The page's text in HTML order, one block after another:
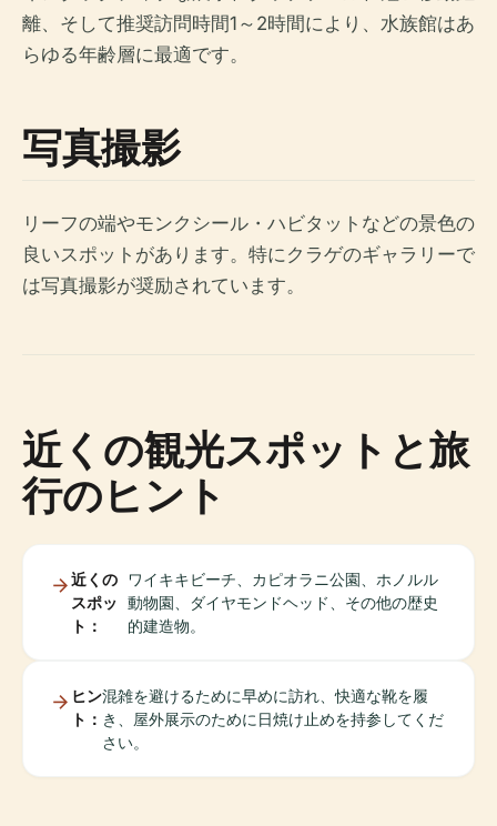
離、そして推奨訪問時間1～2時間により、水族館はあ
らゆる年齢層に最適です。
写真撮影
リーフの端やモンクシール・ハビタットなどの景色の
良いスポットがあります。特にクラゲのギャラリーで
は写真撮影が奨励されています。
近くの観光スポットと旅
行のヒント
近くの
スポッ
ト：
ワイキキビーチ、カピオラニ公園、ホノルル
動物園、ダイヤモンドヘッド、その他の歴史
的建造物。
ヒン
ト：
混雑を避けるために早めに訪れ、快適な靴を履
き、屋外展示のために日焼け止めを持参してくだ
さい。